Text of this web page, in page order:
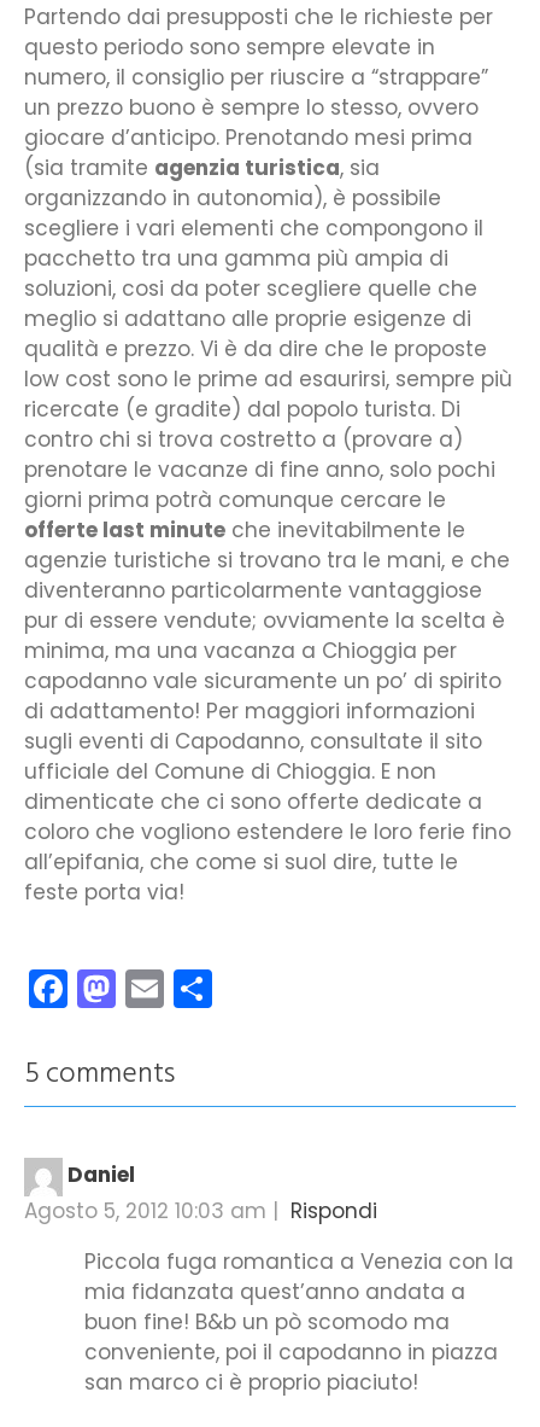
Partendo dai presupposti che le richieste per
questo periodo sono sempre elevate in
numero, il consiglio per riuscire a “strappare”
un prezzo buono è sempre lo stesso, ovvero
giocare d’anticipo. Prenotando mesi prima
(sia tramite agenzia turistica, sia
organizzando in autonomia), è possibile
scegliere i vari elementi che compongono il
pacchetto tra una gamma più ampia di
soluzioni, cosi da poter scegliere quelle che
meglio si adattano alle proprie esigenze di
qualità e prezzo. Vi è da dire che le proposte
low cost sono le prime ad esaurirsi, sempre più
ricercate (e gradite) dal popolo turista. Di
contro chi si trova costretto a (provare a)
prenotare le vacanze di fine anno, solo pochi
giorni prima potrà comunque cercare le
offerte last minute che inevitabilmente le
agenzie turistiche si trovano tra le mani, e che
diventeranno particolarmente vantaggiose
pur di essere vendute; ovviamente la scelta è
minima, ma una vacanza a Chioggia per
capodanno vale sicuramente un po’ di spirito
di adattamento! Per maggiori informazioni
sugli eventi di Capodanno, consultate il sito
ufficiale del Comune di Chioggia. E non
dimenticate che ci sono offerte dedicate a
coloro che vogliono estendere le loro ferie fino
all’epifania, che come si suol dire, tutte le
feste porta via!
Facebook
Mastodon
Email
5 comments
Daniel
Agosto 5, 2012 10:03 am | Rispondi
Piccola fuga romantica a Venezia con la
mia fidanzata quest’anno andata a
buon fine! B&b un pò scomodo ma
conveniente, poi il capodanno in piazza
san marco ci è proprio piaciuto!